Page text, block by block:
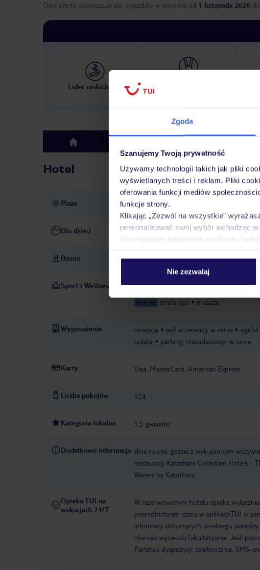
Zgoda
Szanujemy Twoją prywatność
Używamy technologii takich jak pliki
wyświetlanych treści i reklam. Pliki
oferowania funkcji mediów
funkcje strony.
Klikając „Zezwól na wszystkie”
personalizować swój wybór wchodząc w
Szczegółowe informacje o plikach
Nie zezwalaj
Opis oferty obowiązuje dla wyjazdów w terminie od 1 listopada 2026 do
Lider niskich cen
top
Hotel
Plaża publiczna
Dla dzieci wysokie krzesełka dla dzieci łóżeczka
Basen baseny: 2 basen dla dzieci basen:
Sport i Wellness W CENIE siłownia
PŁATNE strefa spa masaże
Wyposażenie recepcja sejf w recepcji, w cenie ogród
opłatą
parking, niezadaszony: w cenie
Karty Visa, MasterCard, American Express
Liczba pokojów 124
Kategoria lokalna 3,5 gwiazdki
Dodatkowe informacje dine round: goście z wykupionym
restauracji Katathani Collection Hotels -
Waters by Katathani
Opieka TUI na
wakacjach 24/7
W rezerwowanym hotelu opieka
pośrednictwem czatu w aplikacji TUI w
informacji dotyczących przebiegu
również wycieczki fakultatywne. Jeśli
Państwa dyspozycji: telefonicznie, SMS-